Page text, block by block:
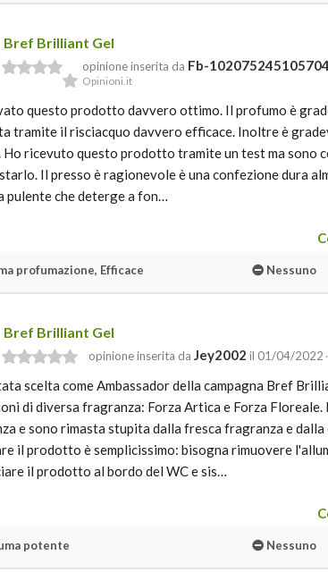
Bref Brilliant Gel
opinione inserita da Fb-
Opinioni.it
questo prodotto davvero ottimo. Il profumo è
tramite il risciacquo davvero efficace. Inoltre è
Ho ricevuto questo prodotto tramite un test ma sono
Il presso è ragionevole è una confezione dura
pulente che deterge a fon…
profumazione, Efficace Nessuno
Bref Brilliant Gel
opinione inserita da Jey2002 il 01/04/2022
scelta come Ambassador della campagna Bref
di diversa fragranza: Forza Artica e Forza
e sono rimasta stupita dalla fresca fragranza e
il prodotto è semplicissimo: bisogna rimuovere
il prodotto al bordo del WC e sis…
potente Nessuno